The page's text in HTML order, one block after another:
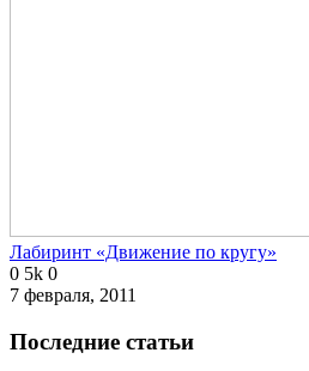
Лабиринт «Движение по кругу»
0 5k 0
7 февраля, 2011
Последние статьи